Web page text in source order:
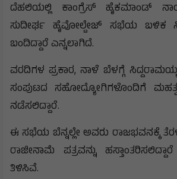
ದೆಹಲಿಯಲ್ಲಿ ಕಾಂಗ್ರೆಸ್ ಹೈಕಮಾಂಡ್
ಸುದೀರ್ಘ ಹೈವೋಲ್ಟೇಜ್ ಸಭೆಯ ಬಳಿಕ
ಬಂದಿದ್ದಾರೆ ಎನ್ನಲಾಗಿದೆ.
ವರದಿಗಳ ಪ್ರಕಾರ, ನಾಳೆ ಬೆಳಗ್ಗೆ
ಸಂಪುಟದ ಸಹೋದ್ಯೋಗಿಗಳೊಂದಿಗೆ
ನಡೆಸಲಿದ್ದಾರೆ.
ಈ ಸಭೆಯ ಬೆನ್ನಲ್ಲೇ ಅವರು ರಾಜಭವನಕ್ಕೆ
ರಾಜೀನಾಮೆ ಪತ್ರವನ್ನು
ತಿಳಿಸಿವೆ.